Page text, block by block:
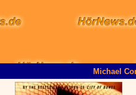
Michael